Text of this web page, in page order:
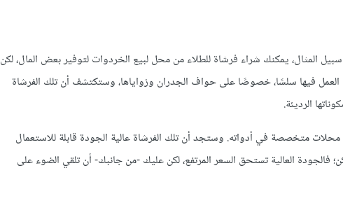
المثال، يمكنك شراء فرشاة للطلاء من محل لبيع الخردوات لتوفير بعض المال، لكن
فيها سلسًا، خصوصًا على حواف الجدران وزواياها، وستكتشف أن تلك الفرشاة
الرديئة.
متخصصة في أدواته. وستجد أن تلك الفرشاة عالية الجودة قابلة للاستعمال
العالية تستحق السعر المرتفع، لكن عليك -من جانبك- أن تلقي الضوء على